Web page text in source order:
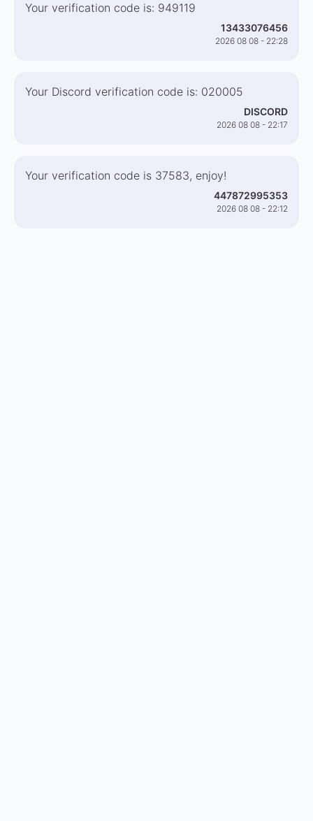
Your verification code is: 949119
13433076456
2026 08 08 - 22:28
Your Discord verification code is: 020005
DISCORD
2026 08 08 - 22:17
Your verification code is 37583, enjoy!
447872995353
2026 08 08 - 22:12